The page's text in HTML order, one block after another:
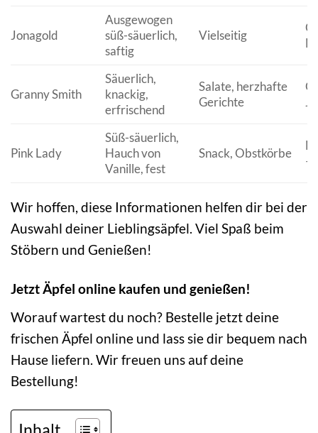
Jonagold
Ausgewogen
süß-säuerlich,
saftig
Vielseitig
Granny Smith
Säuerlich,
knackig,
erfrischend
Salate, herzhafte
Gerichte
Pink Lady
Süß-säuerlich,
Hauch von
Vanille, fest
Snack, Obstkörbe
–
Wir hoffen, diese Informationen helfen dir bei der
Auswahl deiner Lieblingsäpfel. Viel Spaß beim
Stöbern und Genießen!
Jetzt Äpfel online kaufen und genießen!
Worauf wartest du noch? Bestelle jetzt deine
frischen Äpfel online und lass sie dir bequem nach
Hause liefern. Wir freuen uns auf deine
Bestellung!
Inhalt